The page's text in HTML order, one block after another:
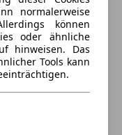
normalerweise
können
oder ähnliche
hinweisen. Das
Tools kann